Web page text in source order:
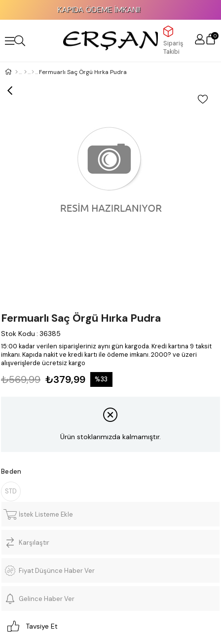
KAPIDA ÖDEME İMKANI!
Sipariş
Takibi
0
Fermuarlı Saç Örgü Hırka Pudra
Fermuarlı Saç Örgü Hırka Pudra
Stok Kodu : 36385
15:00 kadar verilen siparişleriniz aynı gün kargoda.Kredi kartına 9 taksit
imkanı.Kapıda nakit ve kredi kartı ile ödeme imkanı.2000? ve üzeri
alışverişlerde ücretsiz kargo
₺569,99 ₺379,99 %33
Ürün stoklarımızda kalmamıştır.
Beden
STD
İstek Listeme Ekle
Karşılaştır
Fiyat Düşünce Haber Ver
Gelince Haber Ver
Tavsiye Et